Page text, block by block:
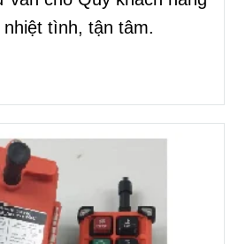
nhiệt tình, tận tâm.